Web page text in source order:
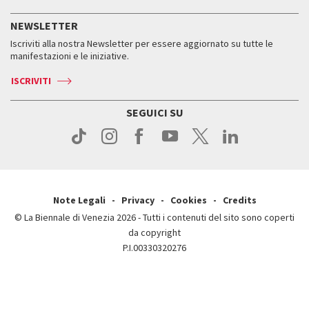
Come raggiungerci
Come raggiungerci
Contatti
Press
Orari e sedi
Biglietti
Servizi al pubblico
Come raggiungerci
Contatti
Storia
Orari e sedi
NEWSLETTER
Iscriviti alla nostra Newsletter per essere aggiornato su tutte le
manifestazioni e le iniziative.
ISCRIVITI
SEGUICI SU
Note Legali Privacy Cookies
Credits
© La Biennale di Venezia 2026 - Tutti i contenuti del sito sono coperti
da copyright
P.I.00330320276